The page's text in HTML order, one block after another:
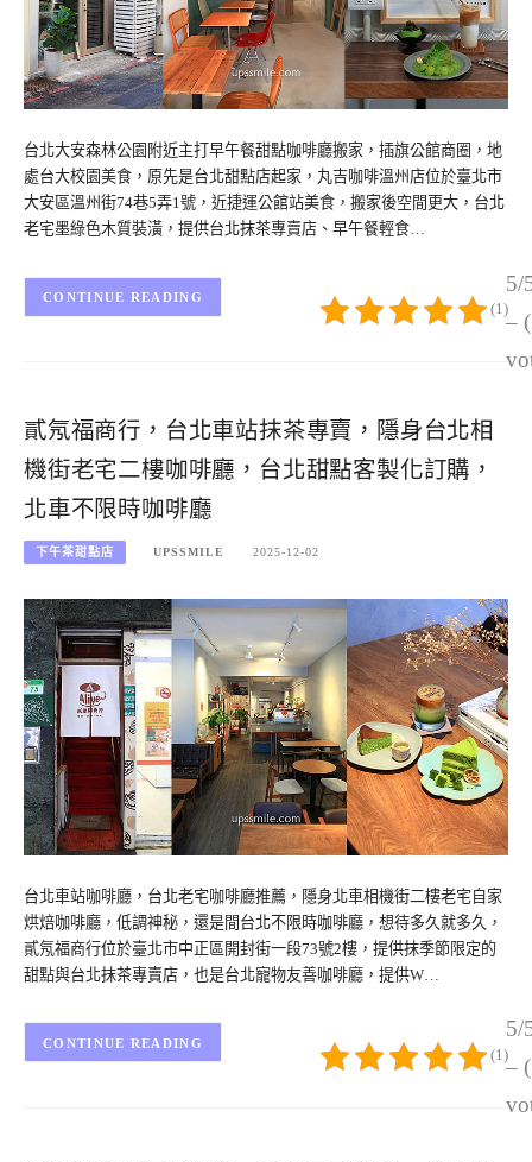
台北大安森林公園附近主打早午餐甜點咖啡廳搬家，插旗公館商圈，地
處台大校園美食，原先是台北甜點店起家，丸吉咖啡溫州店位於臺北市
大安區溫州街74巷5弄1號，近捷運公館站美食，搬家後空間更大，台北
老宅墨綠色木質裝潢，提供台北抹茶專賣店、早午餐輕食…
5/
–
(1)
CONTINUE READING
貳氖福商行，台北車站抹茶專賣，隱身台北相
機街老宅二樓咖啡廳，台北甜點客製化訂購，
北車不限時咖啡廳
下午茶甜點店 UPSSMILE 2025-12-02
台北車站咖啡廳，台北老宅咖啡廳推薦，隱身北車相機街二樓老宅自家
烘焙咖啡廳，低調神秘，還是間台北不限時咖啡廳，想待多久就多久，
貳氖福商行位於臺北市中正區開封街一段73號2樓，提供抹季節限定的
甜點與台北抹茶專賣店，也是台北寵物友善咖啡廳，提供W…
5/
–
(1)
CONTINUE READING